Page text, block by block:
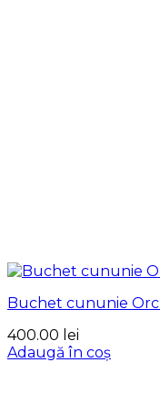
Buchet cununie
400.00 lei
Adaugă în coș